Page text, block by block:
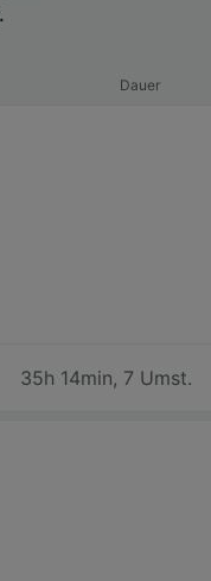
.
Dauer
35h 14min, 7 Umst.